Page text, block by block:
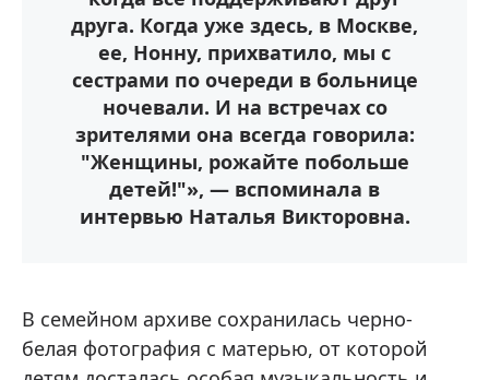
друга. Когда уже здесь, в Москве,
ее, Нонну, прихватило, мы с
сестрами по очереди в больнице
ночевали. И на встречах со
зрителями она всегда говорила:
"Женщины, рожайте побольше
детей!"», — вспоминала в
интервью Наталья Викторовна.
В семейном архиве сохранилась черно-
белая фотография с матерью, от которой